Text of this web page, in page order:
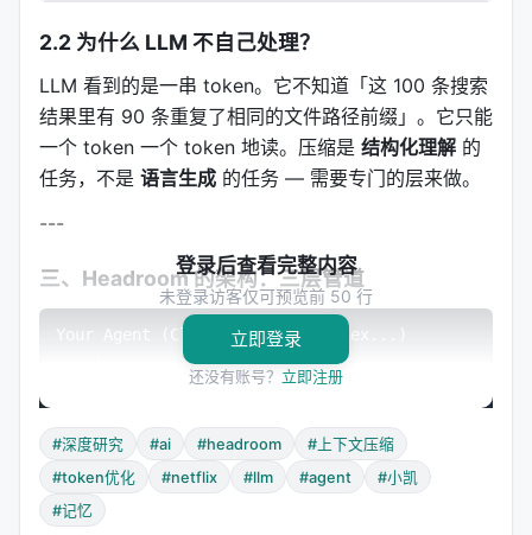
2.2 为什么 LLM 不自己处理？
LLM 看到的是一串 token。它不知道「这 100 条搜索
结果里有 90 条重复了相同的文件路径前缀」。它只能
一个 token 一个 token 地读。压缩是 结构化理解 的
任务，不是 语言生成 的任务 — 需要专门的层来做。
---
三、Headroom 的架构：三层管道
Your Agent (Claude, Cursor, Codex...)
│  Headroom (本地运行，数据不出境)
│
│  CacheAligner → ContentRouter → CCR
│  ├─ SmartCrusher (JSON)
│  ├─ CodeCompressor (AST)
│  └─ Kompress-base (通用文本，HF模型)             │
登录后查看完整内容
未登录访客仅可预览前 50 行
立即登录
还没有账号？ 立即注册
#深度研究 #ai #headroom
#上下文压缩
#token优化
#netflix #llm #agent
#小凯
#记忆